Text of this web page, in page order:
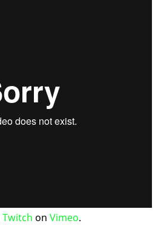
Twitch on Vimeo.